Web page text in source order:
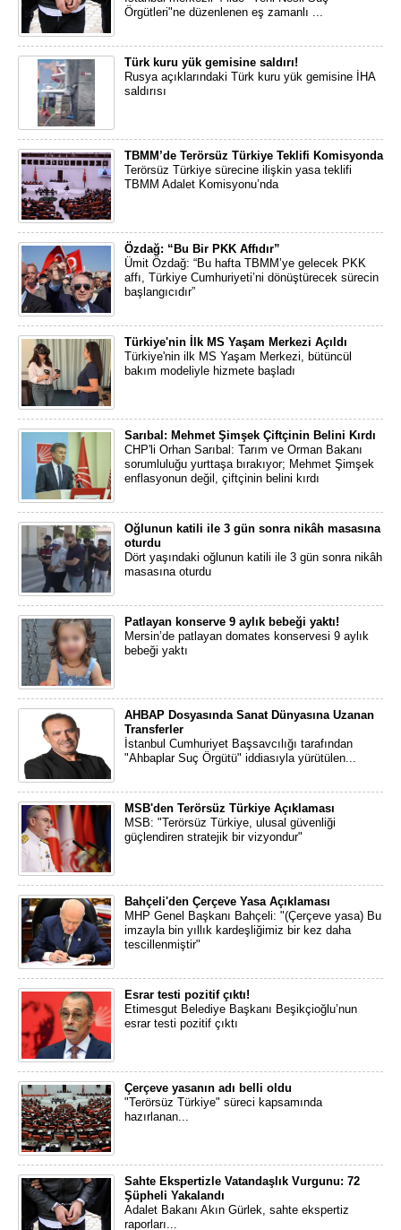
Örgütleri"ne düzenlenen eş zamanlı ...
Türk kuru yük gemisine saldırı!
Rusya açıklarındaki Türk kuru yük gemisine İHA
saldırısı
TBMM’de Terörsüz Türkiye Teklifi Komisyonda
Terörsüz Türkiye sürecine ilişkin yasa teklifi
TBMM Adalet Komisyonu’nda
Özdağ: “Bu Bir PKK Affıdır”
Ümit Özdağ: “Bu hafta TBMM’ye gelecek PKK
affı, Türkiye Cumhuriyeti’ni dönüştürecek sürecin
başlangıcıdır”
Türkiye'nin İlk MS Yaşam Merkezi Açıldı
Türkiye'nin ilk MS Yaşam Merkezi, bütüncül
bakım modeliyle hizmete başladı
Sarıbal: Mehmet Şimşek Çiftçinin Belini Kırdı
CHP'li Orhan Sarıbal: Tarım ve Orman Bakanı
sorumluluğu yurttaşa bırakıyor; Mehmet Şimşek
enflasyonun değil, çiftçinin belini kırdı
Oğlunun katili ile 3 gün sonra nikâh masasına
oturdu
Dört yaşındaki oğlunun katili ile 3 gün sonra nikâh
masasına oturdu
Patlayan konserve 9 aylık bebeği yaktı!
Mersin’de patlayan domates konservesi 9 aylık
bebeği yaktı
AHBAP Dosyasında Sanat Dünyasına Uzanan
Transferler
İstanbul Cumhuriyet Başsavcılığı tarafından
"Ahbaplar Suç Örgütü" iddiasıyla yürütülen...
MSB'den Terörsüz Türkiye Açıklaması
MSB: "Terörsüz Türkiye, ulusal güvenliği
güçlendiren stratejik bir vizyondur"
Bahçeli'den Çerçeve Yasa Açıklaması
MHP Genel Başkanı Bahçeli: "(Çerçeve yasa) Bu
imzayla bin yıllık kardeşliğimiz bir kez daha
tescillenmiştir"
Esrar testi pozitif çıktı!
Etimesgut Belediye Başkanı Beşikçioğlu’nun
esrar testi pozitif çıktı
Çerçeve yasanın adı belli oldu
"Terörsüz Türkiye" süreci kapsamında
hazırlanan...
Sahte Ekspertizle Vatandaşlık Vurgunu: 72
Şüpheli Yakalandı
Adalet Bakanı Akın Gürlek, sahte ekspertiz
raporları...